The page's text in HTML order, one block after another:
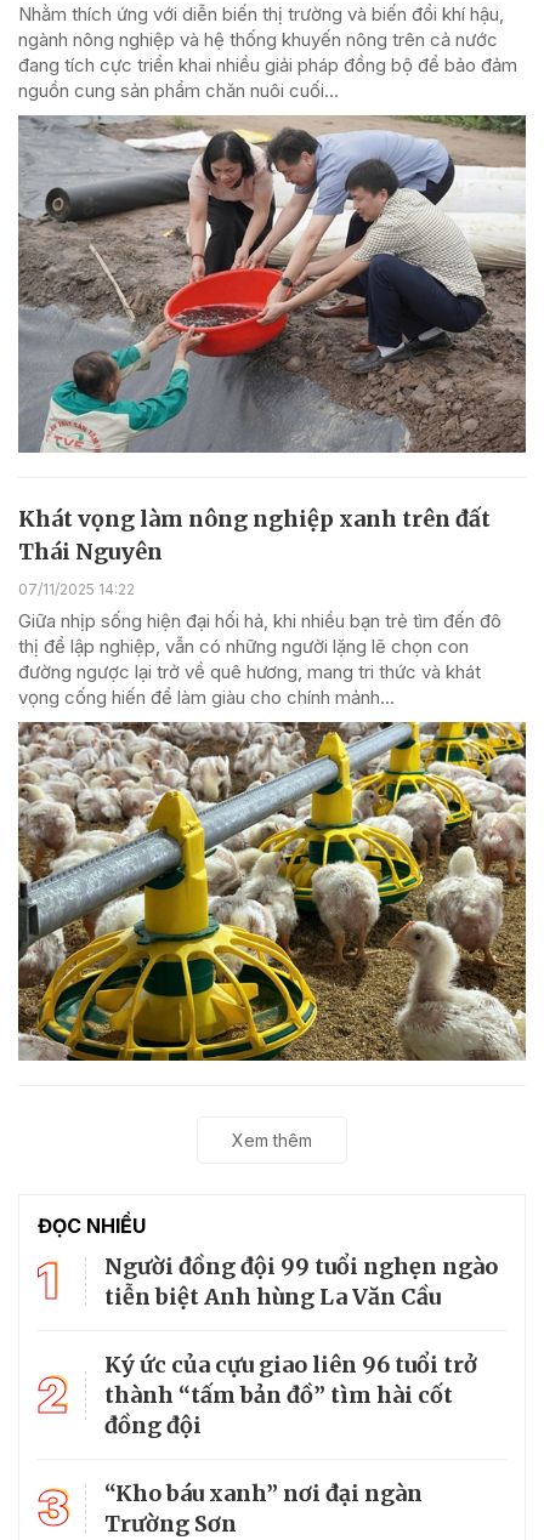
Nhằm thích ứng với diễn biến thị trường và biến đổi khí hậu,
ngành nông nghiệp và hệ thống khuyến nông trên cả nước
đang tích cực triển khai nhiều giải pháp đồng bộ để bảo đảm
nguồn cung sản phẩm chăn nuôi cuối...
Khát vọng làm nông nghiệp xanh trên đất
Thái Nguyên
07/11/2025 14:22
Giữa nhịp sống hiện đại hối hả, khi nhiều bạn trẻ tìm đến đô
thị để lập nghiệp, vẫn có những người lặng lẽ chọn con
đường ngược lại trở về quê hương, mang tri thức và khát
vọng cống hiến để làm giàu cho chính mảnh...
Xem thêm
ĐỌC NHIỀU
1
Người đồng đội 99 tuổi nghẹn ngào
tiễn biệt Anh hùng La Văn Cầu
2
Ký ức của cựu giao liên 96 tuổi trở
thành “tấm bản đồ” tìm hài cốt
đồng đội
3
“Kho báu xanh” nơi đại ngàn
Trường Sơn